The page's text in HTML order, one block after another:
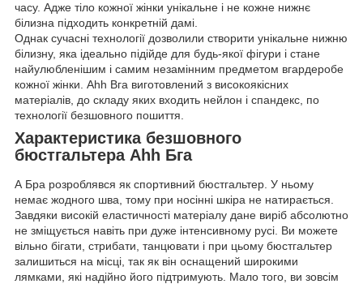
часу. Адже тіло кожної жінки унікальне і не кожне нижнє
білизна підходить конкретній дамі.
Однак сучасні технології дозволили створити унікальне нижню
білизну, яка ідеально підійде для будь-якої фігури і стане
найулюбленішим і самим незамінним предметом вгардеробе
кожної жінки. Аһһ Вга виготовлений з високоякісних
матеріалів, до складу яких входить нейлон і спандекс, по
технології безшовного пошиття.
Характеристика безшовного
бюстгальтера Аһһ Бга
А Бра розроблявся як спортивний бюстгальтер. У ньому
немає жодного шва, тому при носінні шкіра не натирається.
Завдяки високій еластичності матеріалу дане виріб абсолютно
не зміщується навіть при дуже інтенсивному русі. Ви можете
вільно бігати, стрибати, танцювати і при цьому бюстгальтер
залишиться на місці, так як він оснащений широкими
лямками, які надійно його підтримують. Мало того, ви зовсім